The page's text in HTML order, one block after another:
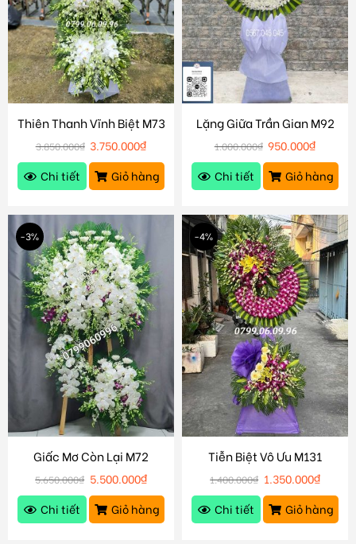
Thiên Thanh Vĩnh Biệt M73
3.850.000₫ 3.750.000₫
Chi tiết
Giỏ hàng
Lặng Giữa Trần Gian M92
1.000.000₫ 950.000₫
Chi tiết
Giỏ hàng
-3%
Giấc Mơ Còn Lại M72
5.650.000₫ 5.500.000₫
Chi tiết
Giỏ hàng
-4%
Tiễn Biệt Vô Ưu M131
1.400.000₫ 1.350.000₫
Chi tiết
Giỏ hàng